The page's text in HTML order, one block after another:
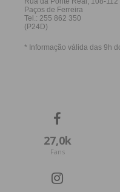
27,0k
Fans